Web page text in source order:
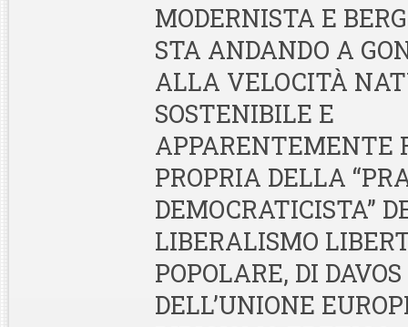
MODERNISTA E
STA ANDANDO A
ALLA VELOCITÀ
SOSTENIBILE E
APPARENTEMENTE
PROPRIA DELLA
DEMOCRATICISTA”
LIBERALISMO
POPOLARE, DI
DELL’UNIONE